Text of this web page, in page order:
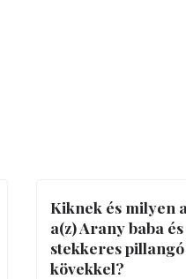
Kiknek és milyen
a(z) Arany baba
stekkeres
kövekkel?